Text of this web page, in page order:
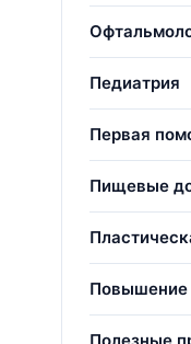
Педиатрия
Первая
Пищевые
Повышение